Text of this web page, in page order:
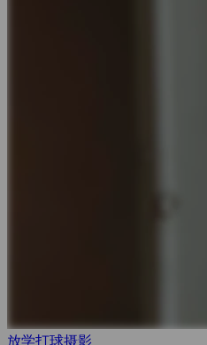
放学打球摄影